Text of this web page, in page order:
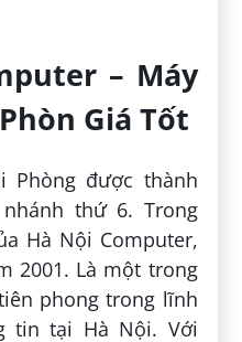
– Máy
Giá Tốt
Phòng được thành
thứ 6. Trong
Hà Nội Computer,
2001. Là một trong
phong trong lĩnh
tin tại Hà Nội. Với